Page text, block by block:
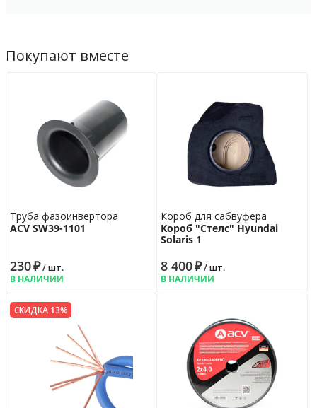
Покупают вместе
Труба фазоинвертора
ACV SW39-1101
230₽/ шт.
В НАЛИЧИИ
Короб для сабвуфера
Короб "Стелс" Hyundai
Solaris 1
8 400₽/ шт.
В НАЛИЧИИ
СКИДКА 13%